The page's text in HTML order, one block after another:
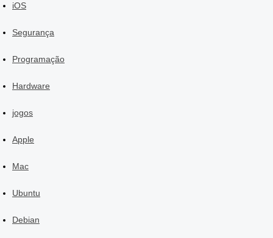
iOS
Segurança
Programação
Hardware
jogos
Apple
Mac
Ubuntu
Debian